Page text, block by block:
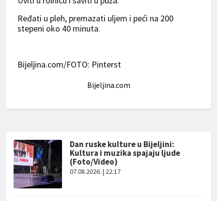
Ređati u pleh, premazati uljem i peći na 200
stepeni oko 40 minuta.
Bijeljina.com/FOTO: Pinterst
Bijeljina.com
Dan ruske kulture u Bijeljini:
Kultura i muzika spajaju ljude
(Foto/Video)
07.08.2026. | 22:17